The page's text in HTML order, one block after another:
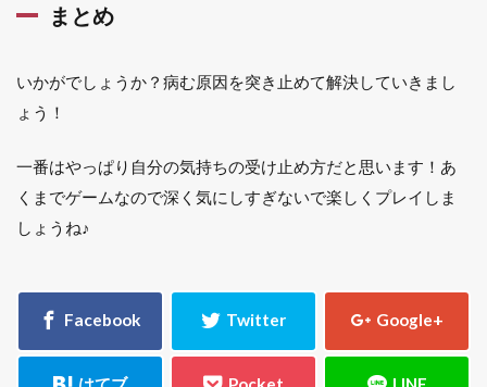
まとめ
いかがでしょうか？病む原因を突き止めて解決していきまし
ょう！
一番はやっぱり自分の気持ちの受け止め方だと思います！あ
くまでゲームなので深く気にしすぎないで楽しくプレイしま
しょうね♪